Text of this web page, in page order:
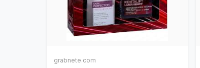
grabnete.com